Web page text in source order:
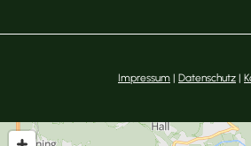
Impressum | Datenschutz |